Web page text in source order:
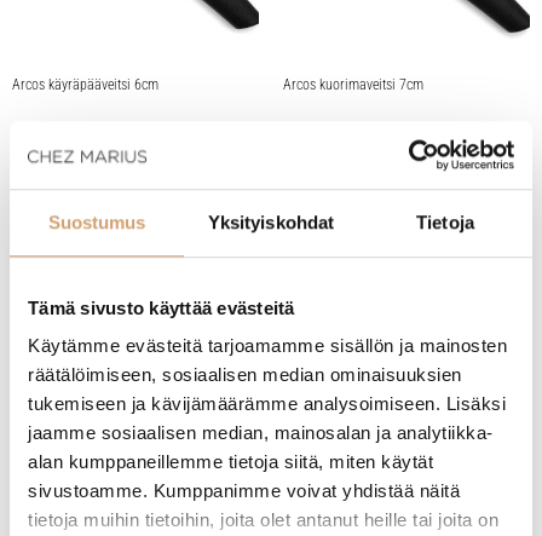
Suostumus Yksityiskohdat Tietoja
Tämä sivusto käyttää evästeitä
Käytämme evästeitä tarjoamamme sisällön ja mainosten
räätälöimiseen, sosiaalisen median ominaisuuksien
tukemiseen ja kävijämäärämme analysoimiseen. Lisäksi
jaamme sosiaalisen median, mainosalan ja analytiikka-
alan kumppaneillemme tietoja siitä, miten käytät
sivustoamme. Kumppanimme voivat yhdistää näitä
tietoja muihin tietoihin, joita olet antanut heille tai joita on
Arcos käyräpääveitsi 6cm
4,90€
Heti saatavilla verkkokaupasta
Lue lisää
Arcos kuorimaveitsi 7cm
(2 Arvostelua)
4,90€
Heti saatavilla verkkokaupasta
Lue lisää